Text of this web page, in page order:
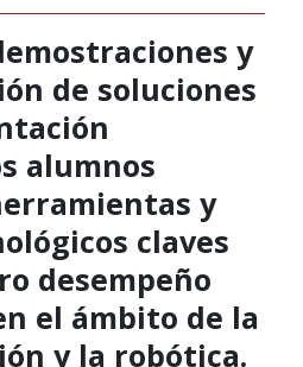
y
de soluciones
alumnos
y
claves
desempeño
el ámbito de la
y la robótica.